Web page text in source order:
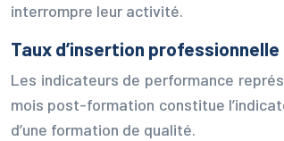
interrompre leur activité.
Taux d’insertion
Les indicateurs de performance
mois post-formation constitue
d’une formation de qualité.